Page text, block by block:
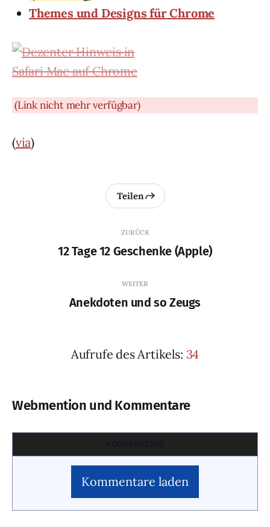
Themes und Designs für Chrome
(Link nicht mehr verfügbar)
(via)
ZURÜCK
12 Tage 12 Geschenke (Apple)
Teilen
WEITER
Anekdoten und so Zeugs
Aufrufe des Artikels: 34
Webmention und Kommentare
Kommentare laden